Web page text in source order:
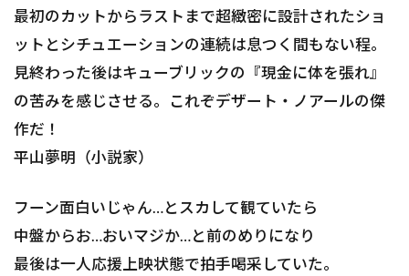
最初のカットからラストまで超緻密に設計されたショ
ットとシチュエーションの連続は息つく間もない程。
見終わった後はキューブリックの『現金に体を張れ』
の苦みを感じさせる。これぞデザート・ノアールの傑
作だ！
――平山夢明（小説家）
フーン面白いじゃん…とスカして観ていたら
中盤からお…おいマジか…と前のめりになり
最後は一人応援上映状態で拍手喝采していた。